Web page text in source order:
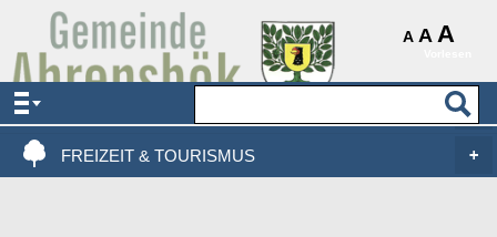
A A A
AKTUELLES & SERVICE
VERWALTUNG & POLITIK
FREIZEIT & TOURISMUS